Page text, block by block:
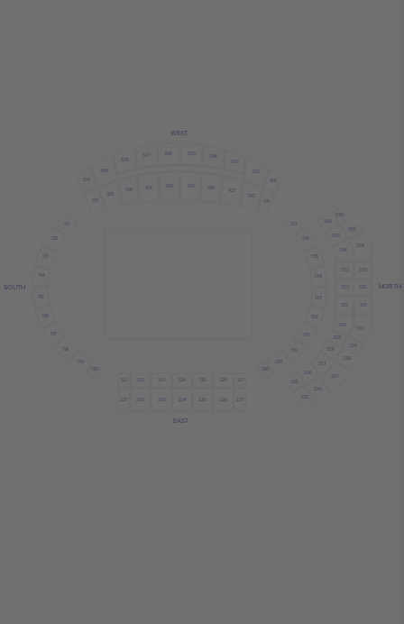
301
302
303
304
306
308
309
107 104
102
101
137
115
114
112
111
227
226
225
224
223
222
221
127
126
125
124
123
122
121
134
133
132
131
130
129
128
120
119
118
325
326
327
328
329
330
331
332
333
334
336
335
335
325
326
327
328
329
330
331
332
333
334
WEST
EAST
SOUTH NORTH